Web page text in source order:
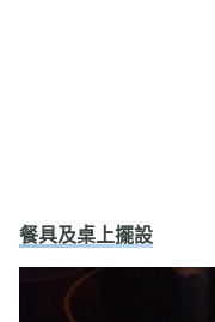
餐具及桌上擺設